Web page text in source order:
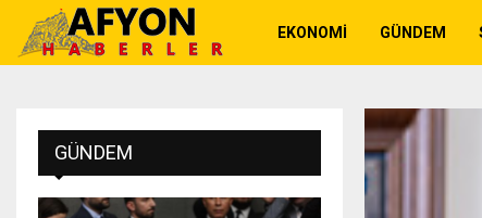
EKONOMI GÜNDEM
GÜNDEM